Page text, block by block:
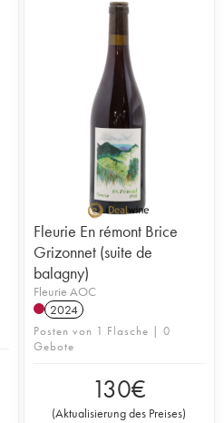
Fleurie En rémont Brice
Grizonnet (suite de
balagny)
Fleurie AOC
2024
Posten von 1 Flasche | 0
Gebote
130€
(Aktualisierung des Preises)